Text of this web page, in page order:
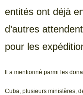
entités ont déjà
d’autres
pour les
Il a mentionné parmi les
Cuba, plusieurs ministères,